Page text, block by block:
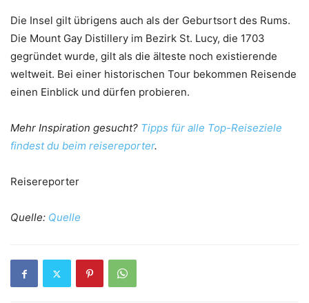
Die Insel gilt übrigens auch als der Geburtsort des Rums.
Die Mount Gay Distillery im Bezirk St. Lucy, die 1703
gegründet wurde, gilt als die älteste noch existierende
weltweit. Bei einer historischen Tour bekommen Reisende
einen Einblick und dürfen probieren.
Mehr Inspiration gesucht? Tipps für alle Top-Reiseziele
findest du beim reisereporter.
Reisereporter
Quelle: Quelle